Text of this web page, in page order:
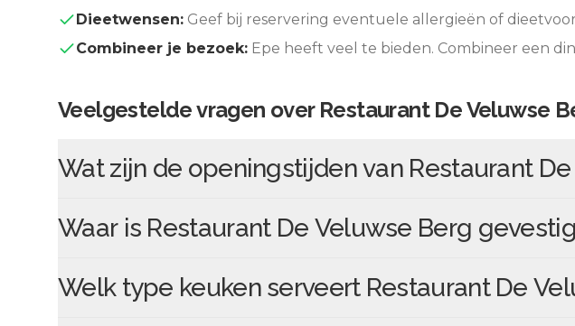
Dieetwensen: Geef bij reservering eventuele allergieën of
Combineer je bezoek: Epe heeft veel te bieden. Combineer een
Veelgestelde vragen over Restaurant De Veluwse
Wat zijn de openingstijden van Restaurant
Waar is Restaurant De Veluwse Berg
Welk type keuken serveert Restaurant De